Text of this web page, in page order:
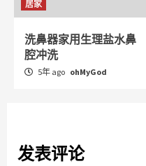
居家
洗鼻器家用生理盐水鼻
腔冲洗
5年 ago ohMyGod
发表评论